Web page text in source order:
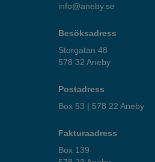
info@aneby.se
Besöksadress
Storgatan 48
578 32 Aneby
Postadress
Box 53 | 578 22 Aneby
Fakturaadress
Box 139